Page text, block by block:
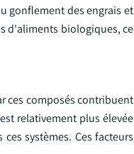
gonflement des engrais et
d'aliments biologiques, ce
ces composés contribuent
relativement plus élevée
systèmes. Ces facteurs